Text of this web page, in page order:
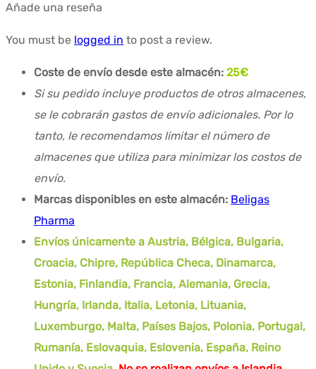
Añade una reseña
You must be logged in to post a review.
Coste de envío desde este almacén: 25€
Si su pedido incluye productos de otros almacenes,
se le cobrarán gastos de envío adicionales. Por lo
tanto, le recomendamos limitar el número de
almacenes que utiliza para minimizar los costos de
envío.
Marcas disponibles en este almacén: Beligas
Pharma
Envíos únicamente a Austria, Bélgica, Bulgaria,
Croacia, Chipre, República Checa, Dinamarca,
Estonia, Finlandia, Francia, Alemania, Grecia,
Hungría, Irlanda, Italia, Letonia, Lituania,
Luxemburgo, Malta, Países Bajos, Polonia, Portugal,
Rumanía, Eslovaquia, Eslovenia, España, Reino